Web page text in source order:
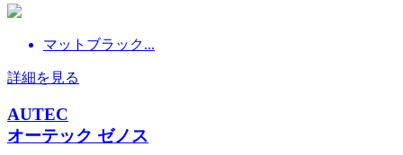
マットブラック...
詳細を見る
AUTEC
オーテック ゼノス